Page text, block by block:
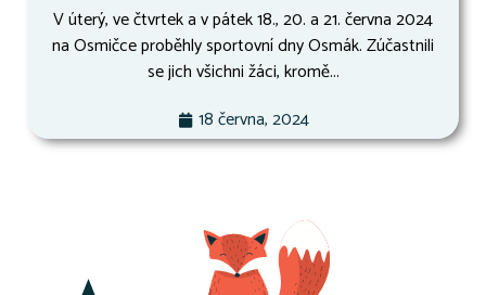
V úterý, ve čtvrtek a v pátek 18., 20. a 21. června 2024
na Osmičce proběhly sportovní dny Osmák. Zúčastnili
se jich všichni žáci, kromě...
18 června, 2024